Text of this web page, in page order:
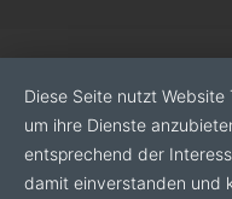
Diese Seite nutzt
um ihre Dienste
entsprechend der
damit einverstanden und